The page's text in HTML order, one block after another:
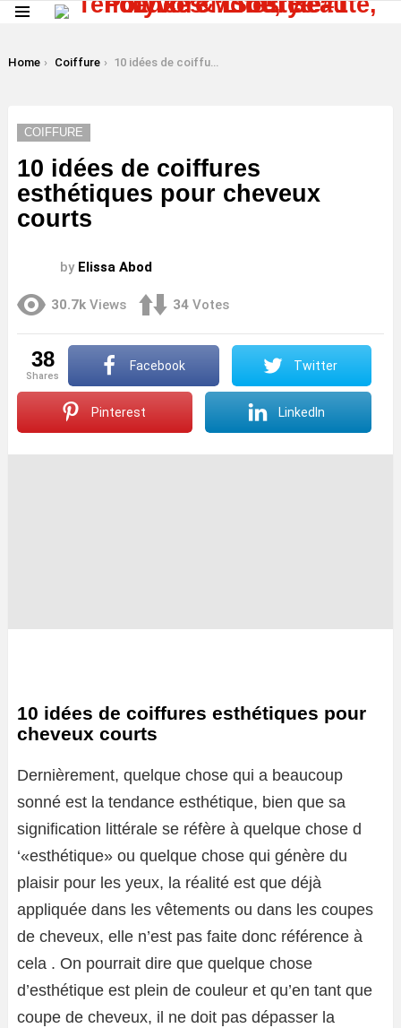
You are here:
Home Coiffure 10 idées de coiffures esthétiques pour cheveux courts
COIFFURE
10 idées de coiffures
esthétiques pour cheveux
courts
by Elissa Abod
30.7k Views 34 Votes
38
shares
Facebook Twitter
Pinterest LinkedIn
10 idées de coiffures esthétiques pour
cheveux courts
Dernièrement, quelque chose qui a beaucoup
sonné est la tendance esthétique, bien que sa
signification littérale se réfère à quelque chose d
‘«esthétique» ou quelque chose qui génère du
plaisir pour les yeux, la réalité est que déjà
appliquée dans les vêtements ou dans les coupes
de cheveux, elle n’est pas faite donc référence à
cela . On pourrait dire que quelque chose
d’esthétique est plein de couleur et qu’en tant que
coupe de cheveux, il ne doit pas dépasser la